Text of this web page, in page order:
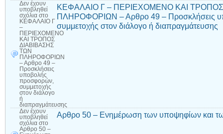
Δεν έχουν
υποβληθεί
σχόλια στο
ΚΕΦΑΛΑΙΟ Γ
–
ΠΕΡΙΕΧΟΜΕΝΟ
ΚΑΙ ΤΡΟΠΟΣ
ΔΙΑΒΙΒΑΣΗΣ
ΤΩΝ
ΠΛΗΡΟΦΟΡΙΩΝ
– Αρθρο 49 –
Προσκλήσεις
υποβολής
προσφορών,
συμμετοχής
στον διάλογο
ή
διαπραγμάτευσης
ΚΕΦΑΛΑΙΟ Γ – ΠΕΡΙΕΧΟΜΕΝΟ ΚΑΙ
ΠΛΗΡΟΦΟΡΙΩΝ – Αρθρο 49 – Προσκλήσεις
συμμετοχής στον διάλογο ή διαπραγμάτευσης
Δεν έχουν
υποβληθεί
σχόλια στο
Αρθρο 50 –
Αρθρο 50 – Ενημέρωση των υποψηφίων και